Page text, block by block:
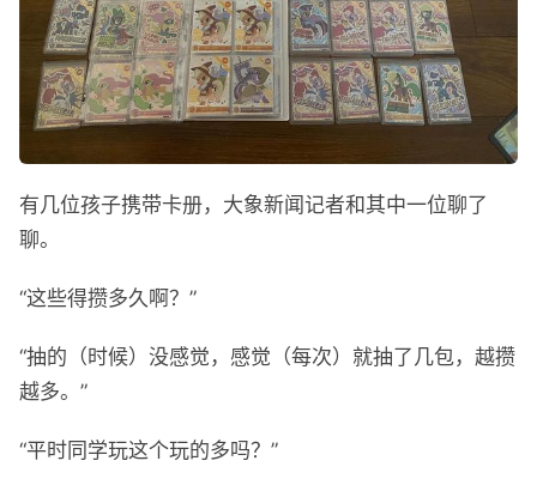
有几位孩子携带卡册，大象新闻记者和其中一位聊了
聊。
“这些得攒多久啊？”
“抽的（时候）没感觉，感觉（每次）就抽了几包，越攒
越多。”
“平时同学玩这个玩的多吗？”